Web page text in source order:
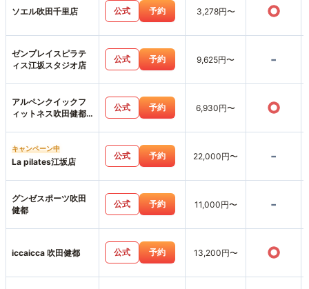
ソエル吹田千里店 公式 予約 3,278円〜 ○
ゼンプレイスピラテ
ィス江坂スタジオ店
公式 予約 9,625円〜 -
アルペンクイックフ
ィットネス吹田健都
公式 予約 6,930円〜 ○
キャンペーン中
La pilates江坂店
公式 予約 22,000円〜 -
グンゼスポーツ吹田
健都
公式 予約 11,000円〜 -
iccaicca 吹田健都 公式 予約 13,200円〜 ○